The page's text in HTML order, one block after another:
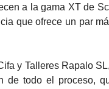
a la gama XT de
que ofrece un par
y Talleres Rapalo
de todo el proceso,